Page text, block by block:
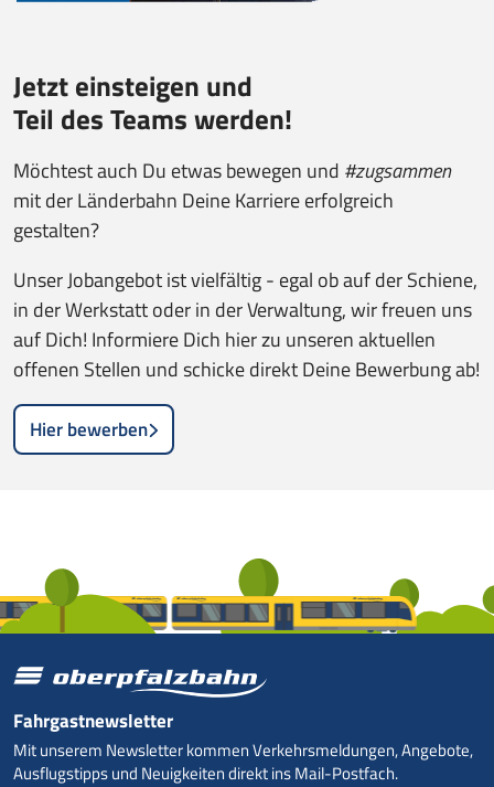
Jetzt einsteigen und
Teil des Teams werden!
Möchtest auch Du etwas bewegen und #zugsammen
mit der Länderbahn Deine Karriere erfolgreich
gestalten?
Unser Jobangebot ist vielfältig - egal ob auf der Schiene,
in der Werkstatt oder in der Verwaltung, wir freuen uns
auf Dich! Informiere Dich hier zu unseren aktuellen
offenen Stellen und schicke direkt Deine Bewerbung ab!
Hier bewerben
Fahrgastnewsletter
Mit unserem Newsletter kommen Verkehrsmeldungen, Angebote,
Ausflugstipps und Neuigkeiten direkt ins Mail-Postfach.